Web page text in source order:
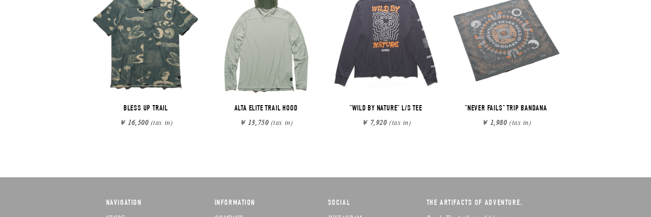
BLESS UP TRAIL
￥ 16,500(tax in)
ALTA ELITE TRAIL HOOD
￥ 13,750(tax in)
"WILD BY NATURE" L/S TEE
￥ 7,920(tax in)
"NEVER FAILS" TRIP BANDANA
￥ 1,980(tax in)
NAVIGATION INFORMATION SOCIAL THE ARTIFACTS OF ADVENTURE.